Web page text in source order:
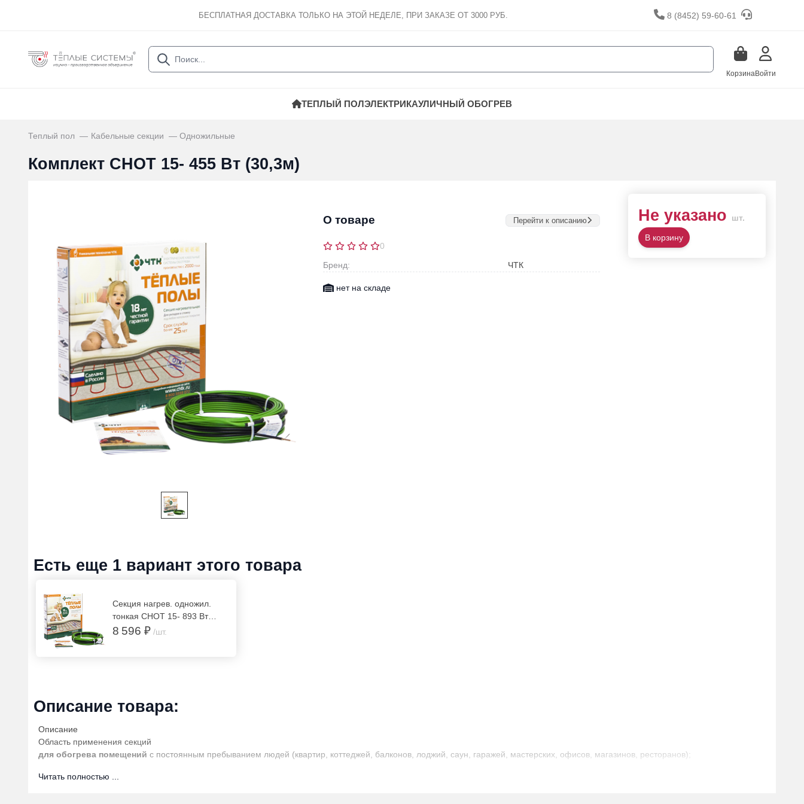
БЕСПЛАТНАЯ ДОСТАВКА ТОЛЬКО НА ЭТОЙ НЕДЕЛЕ, ПРИ ЗАКАЗЕ ОТ 3000 РУБ. 8 (8452) 59-60-61
КорзинаВойти
ТЕПЛЫЙ ПОЛЭЛЕКТРИКАУЛИЧНЫЙ ОБОГРЕВ
Теплый пол Кабельные секции Одножильные
Комплект СНОТ 15- 455 Вт (30,3м)
О товаре Перейти к описанию
0
Бренд:
ЧТК
нет на складе
Не указано шт.
В корзину
Есть еще 1 вариант этого товара
Секция нагрев. одножил.
тонкая СНОТ 15- 893 Вт
(59,5м)
8 596 ₽ /шт.
Описание товара:
Описание
Область применения секций
для обогрева помещений с постоянным пребыванием людей (квартир, коттеджей, балконов, лоджий, саун, гаражей, мастерских, офисов, магазинов, ресторанов);
какдополнительная система отопления
Читать полностью ...